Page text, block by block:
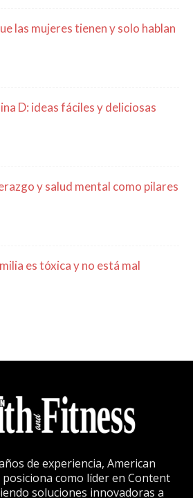
las mujeres tienen y solo hablan
D: ideas fáciles y deliciosas
y salud mental como pilares
es tóxica y no está mal
de experiencia, American
como líder en Content
soluciones innovadoras a